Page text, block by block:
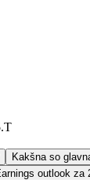
Kakšna so
outlook za